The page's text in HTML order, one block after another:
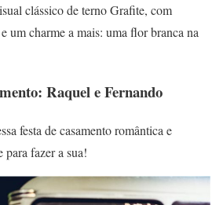
clássico de terno Grafite, com
um charme a mais: uma flor branca na
Raquel e Fernando
festa de casamento romântica e
para fazer a sua!